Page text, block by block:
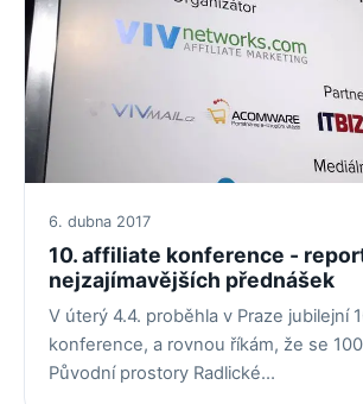
6. dubna 2017
10. affiliate konference -
nejzajímavějších přednášek
V úterý 4.4. proběhla v Praze jubilejní
konference, a rovnou říkám, že se
Původní prostory Radlické…